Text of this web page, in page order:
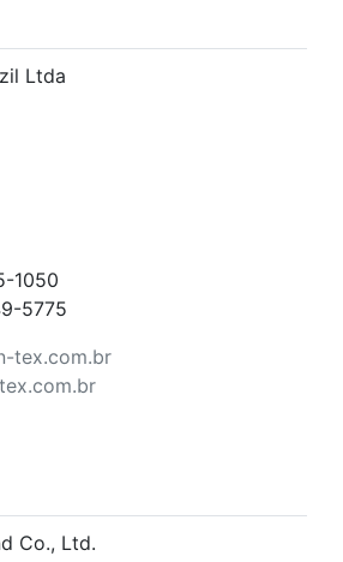
Ltda
1050
5775
tex.com.br
Co., Ltd.